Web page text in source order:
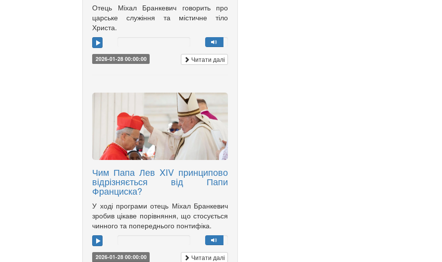
Отець Міхал Бранкевич говорить про
царське служіння та містичне тіло
Христа.
2026-01-28 00:00:00 Читати далі
Чим Папа Лев XIV принципово
відрізняється від Папи
Франциска?
У ході програми отець Міхал Бранкевич
зробив цікаве порівняння, що стосується
чинного та попереднього понтифіка.
2026-01-28 00:00:00 Читати далі